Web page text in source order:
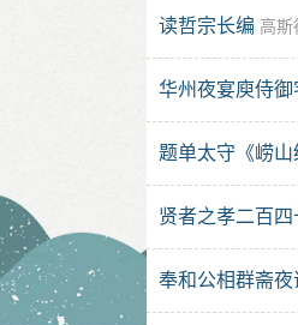
读哲宗长编 高斯
华州夜宴庾侍御
题单太守《崂山
贤者之孝二百
奉和公相群斋